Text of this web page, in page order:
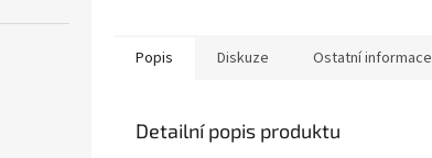
Popis Diskuze Ostatní informace
Detailní popis produktu